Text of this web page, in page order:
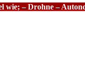
wie; – Drohne –